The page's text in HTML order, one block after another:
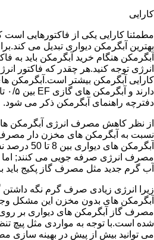
کارایی
مطمئنا کارایی یکی از فاکتورهایی
بهترین آبگرمکن دیواری تبدیل می
انرژی توجه کنید.هر چقدر که فاکتور
دفترچه راهنمای آبگرمکن ذکر می شود.
از نظر کاهش مصرف انرژی آبگرمکن
نسبت به آبگرمکن های مخزن دار
آبگرمکن های
مصرف انرژی صرفه جویی می کنند;
آب گرم جدید مثل مصرف گاز پکیج
زیرا انرژی زیادی صرف گرم نگه داشتن
آبگرمکن های بدون مخزن این مشکل
مصرف گاز آبگرمکن های دیواری بر
شده است.با توجه به مواردی مثل پیچ
می توانید بیش از پیش در بهینه سازی